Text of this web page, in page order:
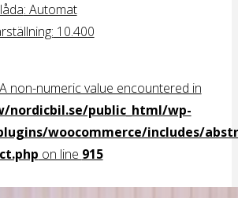
: Automat
10.400
non-numeric value encountered in
nordicbil.se/public_html/wp-
woocommerce/includes/
on line 915